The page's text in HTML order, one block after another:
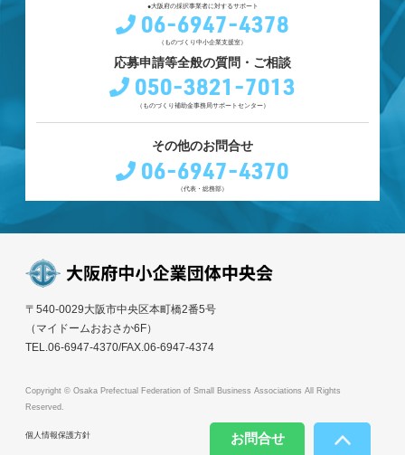
●大阪府の採択事業者に対するサポート
06-6947-4378
（ものづくり中小企業支援室）
応募申請等全般の質問・ご相談
050-3821-7013
（ものづくり補助金事務局サポートセンター）
その他のお問合せ
06-6947-4370
（代表・総務部）
〒540-0029大阪市中央区本町橋2番5号
（マイドームおおさか6F）
TEL.06-6947-4370/FAX.06-6947-4374
Copyright © Osaka Prefectual Federation of Small Business Associations All Rights
Reserved.
個人情報保護方針 お問合せ